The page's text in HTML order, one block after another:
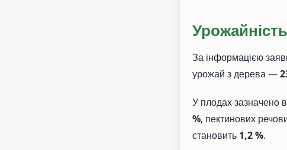
За інформацією
урожай з дерева —
У плодах зазначено
%, пектинових
становить 1,2 %.